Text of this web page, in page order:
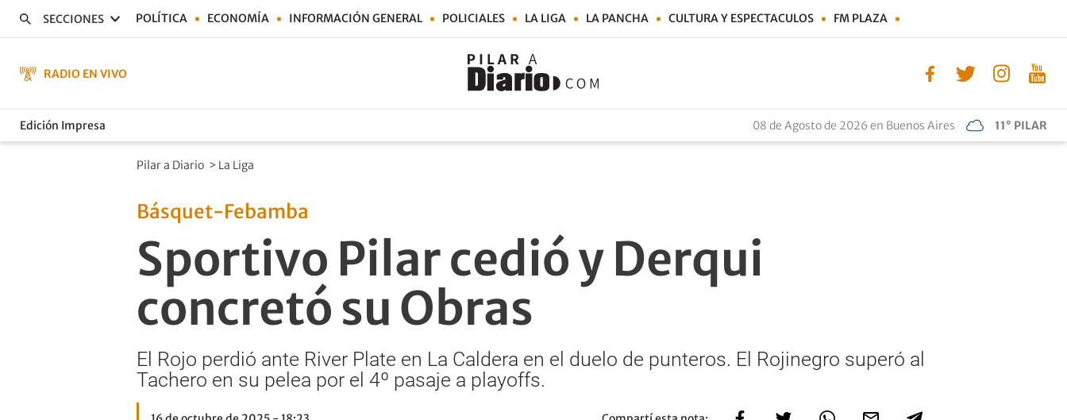
SECCIONES POLÍTICA ECONOMÍA INFORMACIÓN GENERAL POLICIALES LA LIGA LA PANCHA CULTURA Y ESPECTACULOS FM PLAZA
RADIO EN VIVO
Edición Impresa 08 de Agosto de 2026 en Buenos Aires 11° PILAR
Pilar a Diario > La Liga
Básquet-Febamba
Sportivo Pilar cedió y Derqui
concretó su Obras
El Rojo perdió ante River Plate en La Caldera en el duelo de punteros. El Rojinegro superó al
Tachero en su pelea por el 4º pasaje a playoffs.